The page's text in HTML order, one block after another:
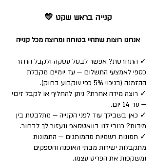
קנייה בראש שקט 💛
אנחנו רוצות שתהיי בטוחה ומרוצה מכל קנייה
✓ התחרטת? אפשר לבטל עסקה ולקבל החזר
כספי לאמצעי התשלום — עד יומיים מקבלת
ההזמנה (בניכוי 5% כפי שקבוע בחוק).
✓ רוצה מידה אחרת? ניתן להחליף או לקבל זיכוי
— עד 14 יום.
✓ כאן בשבילך עוד לפני הקנייה — מתלבטת בין
מידות? כתבי לנו בוואטסאפ ונעזור לך לבחור.
✓ תמונות רשמיות מהמותגים — התמונות
מתקבלות ישירות מבתי האופנה והספקים
ומשקפות את הפריט עצמו.